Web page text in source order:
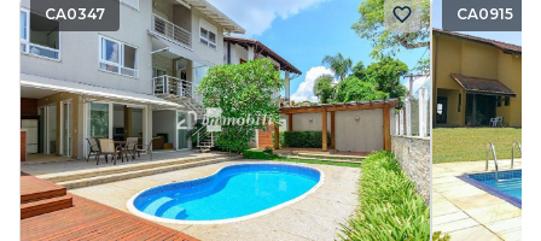
CA0347 CA0915